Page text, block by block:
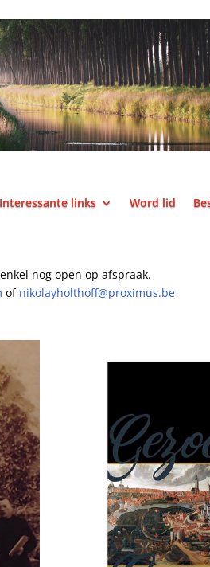
Interessante links Word lid
nog open op afspraak.
of nikolayholthoff@proximus.be